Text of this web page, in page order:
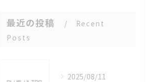
最近の投稿
Recent
Posts
2025/08/11